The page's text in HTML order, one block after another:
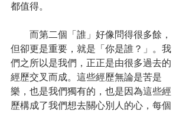
都值得。
而第二個「誰」好像問得很多餘，
但卻更是重要，就是「你是誰？」。我
們之所以是我們，正正是由很多過去的
經歷交叉而成。這些經歷無論是苦是
樂，也是我們獨有的，也是因為這些經
歷構成了我們想去關心別人的心，每個